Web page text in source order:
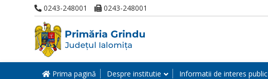
0243-248001 0243-248001
Prima pagină Despre institutie Informatii de interes public